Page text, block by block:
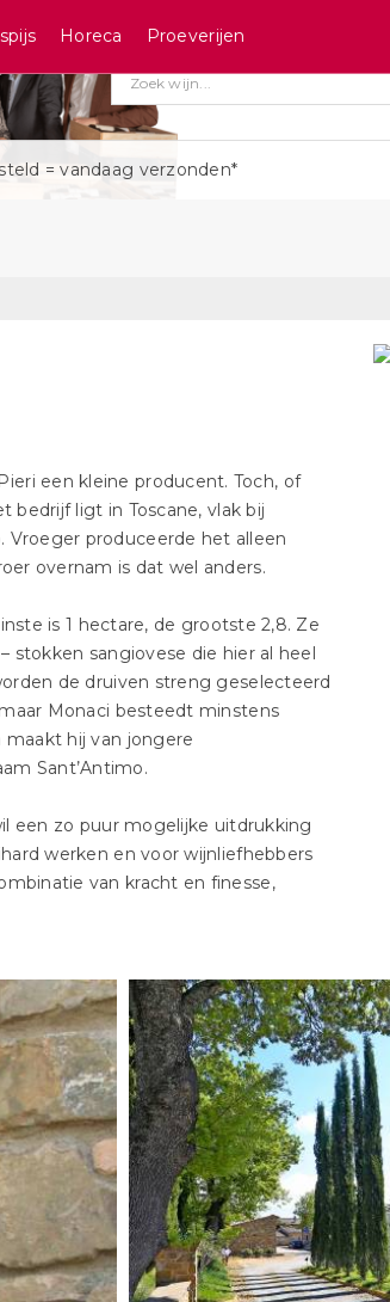
= vandaag verzonden*
Horeca Proeverijen
een kleine producent. Toch, of
bedrijf ligt in Toscane, vlak bij
produceerde het alleen
overnam is dat wel anders.
is 1 hectare, de grootste 2,8. Ze
stokken sangiovese die hier al heel
de druiven streng geselecteerd
Monaci besteedt minstens
maakt hij van jongere
Sant’Antimo.
een zo puur mogelijke uitdrukking
werken en voor wijnliefhebbers
van kracht en finesse,